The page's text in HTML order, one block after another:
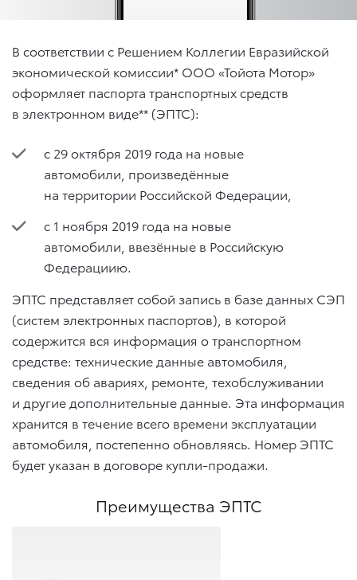
В соответствии с Решением Коллегии Евразийской
экономической комиссии* ООО «Тойота Мотор»
оформляет паспорта транспортных средств
в электронном виде** (ЭПТС):
c 29 октября 2019 года на новые
автомобили, произведённые
на территории Российской Федерации,
с 1 ноября 2019 года на новые
автомобили, ввезённые в Российскую
Федерациию.
ЭПТС представляет собой запись в базе данных СЭП
(систем электронных паспортов), в которой
содержится вся информация о транспортном
средстве: технические данные автомобиля,
сведения об авариях, ремонте, техобслуживании
и другие дополнительные данные. Эта информация
хранится в течение всего времени эксплуатации
автомобиля, постепенно обновляясь. Номер ЭПТС
будет указан в договоре купли-продажи.
Преимущества ЭПТС